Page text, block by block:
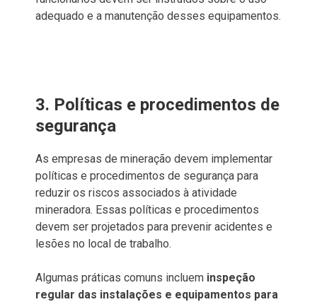
adequado e a manutenção desses equipamentos.
3. Políticas e procedimentos de
segurança
As empresas de mineração devem implementar
políticas e procedimentos de segurança para
reduzir os riscos associados à atividade
mineradora. Essas políticas e procedimentos
devem ser projetados para prevenir acidentes e
lesões no local de trabalho.
Algumas práticas comuns incluem inspeção
regular das instalações e equipamentos para